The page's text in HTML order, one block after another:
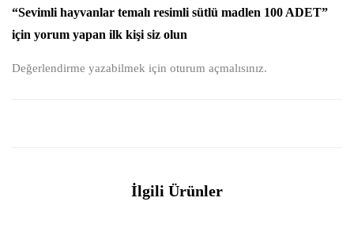
“Sevimli hayvanlar temalı resimli sütlü madlen 100 ADET”
için yorum yapan ilk kişi siz olun
Değerlendirme yazabilmek için oturum açmalısınız.
İlgili Ürünler